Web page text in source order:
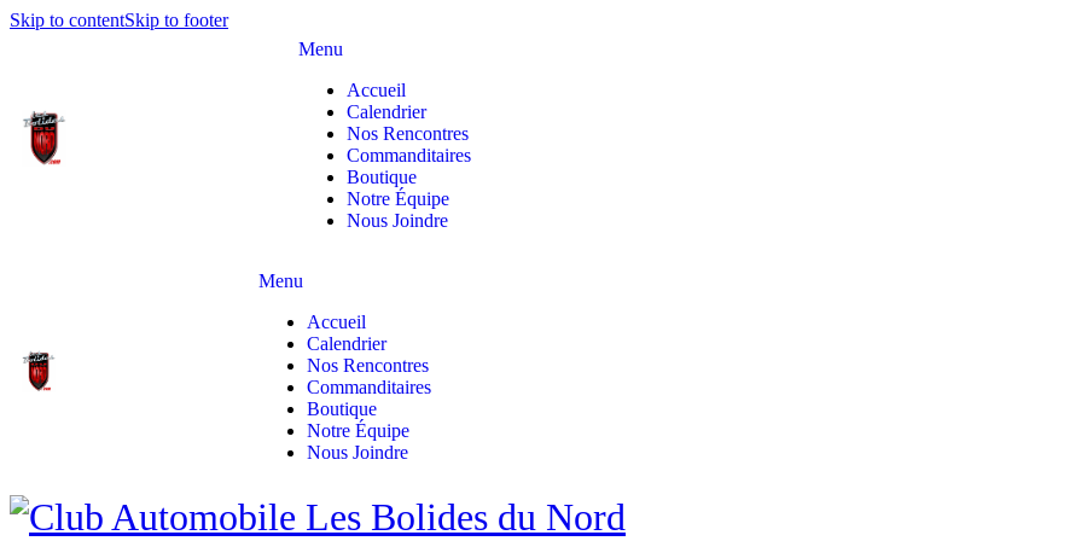
Skip to contentSkip to footer
Menu
Accueil
Calendrier
Nos Rencontres
Commanditaires
Boutique
Notre Équipe
Nous Joindre
Menu
Accueil
Calendrier
Nos Rencontres
Commanditaires
Boutique
Notre Équipe
Nous Joindre